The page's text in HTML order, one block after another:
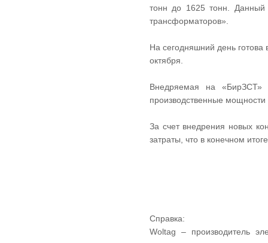
тонн до 1625 тонн. Данный
трансформаторов».
На сегодняшний день готова
октября.
Внедряемая на «БирЗСТ»
производственные
За счет внедрения новых
затраты, что в конечном
Справка:
Woltag – производитель